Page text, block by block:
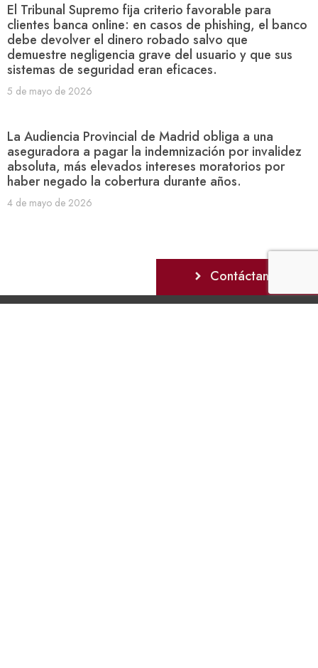
El Tribunal Supremo fija criterio favorable para
clientes banca online: en casos de phishing, el banco
debe devolver el dinero robado salvo que
demuestre negligencia grave del usuario y que sus
sistemas de seguridad eran eficaces.
5 de mayo de 2026
La Audiencia Provincial de Madrid obliga a una
aseguradora a pagar la indemnización por invalidez
absoluta, más elevados intereses moratorios por
haber negado la cobertura durante años.
4 de mayo de 2026
Contáctanos